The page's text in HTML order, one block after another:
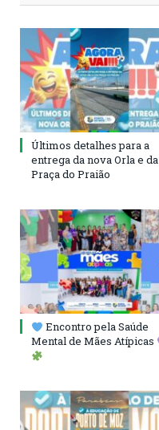
Últimos detalhes para a
entrega da nova Orla e da
Praça do Praião
Encontro pela Saúde
Mental de Mães Atípicas